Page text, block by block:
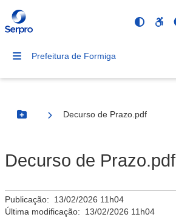
Prefeitura de Formiga
Botão Menu
Decurso de Prazo.pdf
Decurso de Prazo.pdf
Publicação: 13/02/2026 11h04
Última modificação: 13/02/2026 11h04